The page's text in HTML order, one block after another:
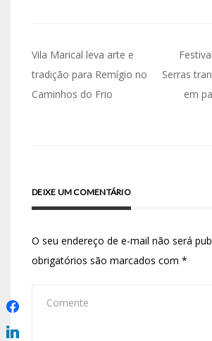
Vila Marical leva arte e
tradição para Remígio no
Caminhos do Frio
Serras
em
DEIXE UM COMENTÁRIO
O seu endereço de e-mail não será
obrigatórios são marcados com *